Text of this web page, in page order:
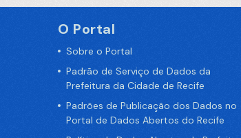
O Portal
Sobre o Portal
Padrão de Serviço de Dados da
Prefeitura da Cidade de Recife
Padrões de Publicação dos Dados no
Portal de Dados Abertos do Recife